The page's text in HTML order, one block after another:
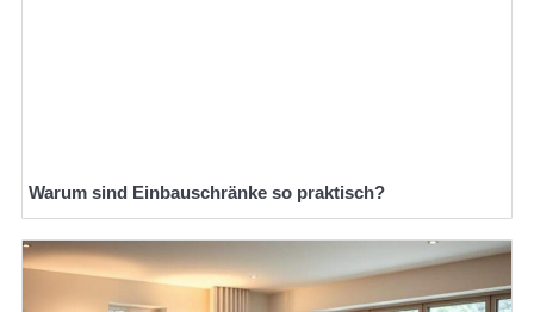
Warum sind Einbauschränke so praktisch?